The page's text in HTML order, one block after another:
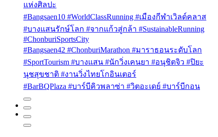
แห่งศิลปะ
#Bangsaen10 #WorldClassRunning #เมืองกีฬาเวิลด์คลาส
#บางแสนรักษ์โลก #จากแก้วสู่กล้า #SustainableRunning
#ChonburiSportsCity
#Bangsaen42 #ChonburiMarathon #มาราธอนระดับโลก
#SportTourism #บางแสน #นักวิ่งเคนยา #อนุชิตจิว #ปิยะ
นุชสุขชาติ #งานวิ่งไทยโกอินเตอร์
#BarBQPlaza #บาร์บีคิวพลาซ่า #วิตอะเดย์ #บาร์บีกอน